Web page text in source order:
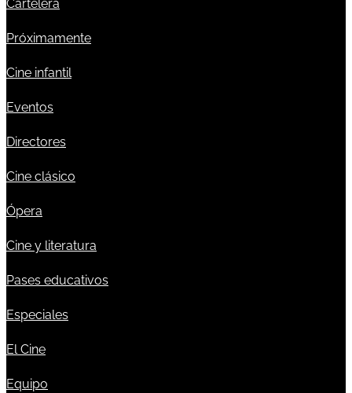
Cartelera
Próximamente
Cine infantil
Eventos
Directores
Cine clásico
Ópera
Cine y literatura
Pases educativos
Especiales
El Cine
Equipo